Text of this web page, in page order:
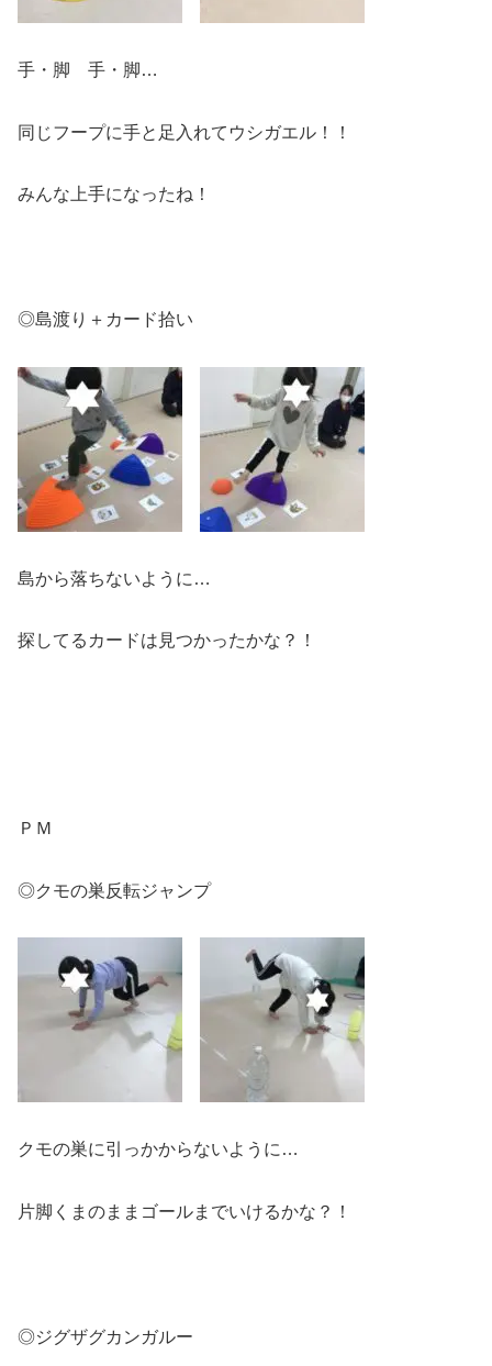
手・脚 手・脚…
同じフープに手と足入れてウシガエル！！
みんな上手になったね！
◎島渡り＋カード拾い
島から落ちないように…
探してるカードは見つかったかな？！
ＰＭ
◎クモの巣反転ジャンプ
クモの巣に引っかからないように…
片脚くまのままゴールまでいけるかな？！
◎ジグザグカンガルー